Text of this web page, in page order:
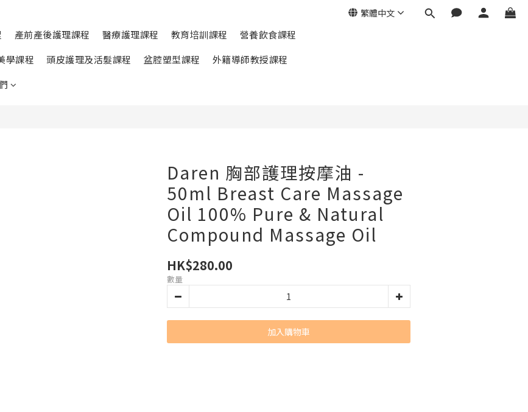
繁體中文
產前產後護理課程 醫療護理課程 教育培訓課程
營養飲食課程
學課程 頭皮護理及活髮課程 盆腔塑型課程
外籍導師教授課程
Daren 胸部護理按摩油 -
50ml Breast Care Massage
Oil 100% Pure & Natural
Compound Massage Oil
HK$280.00
數量
加入購物車